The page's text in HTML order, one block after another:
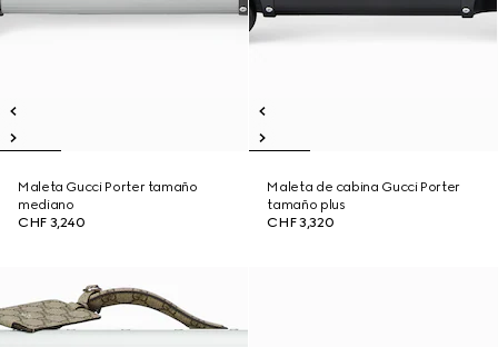
Maleta Gucci Porter tamaño
mediano
CHF 3,240
Maleta de cabina Gucci Porter
tamaño plus
CHF 3,320